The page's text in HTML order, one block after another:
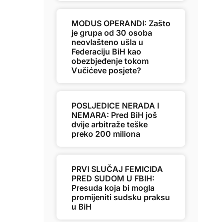
MODUS OPERANDI: Zašto
je grupa od 30 osoba
neovlašteno ušla u
Federaciju BiH kao
obezbjeđenje tokom
Vučićeve posjete?
POSLJEDICE NERADA I
NEMARA: Pred BiH još
dvije arbitraže teške
preko 200 miliona
PRVI SLUČAJ FEMICIDA
PRED SUDOM U FBIH:
Presuda koja bi mogla
promijeniti sudsku praksu
u BiH